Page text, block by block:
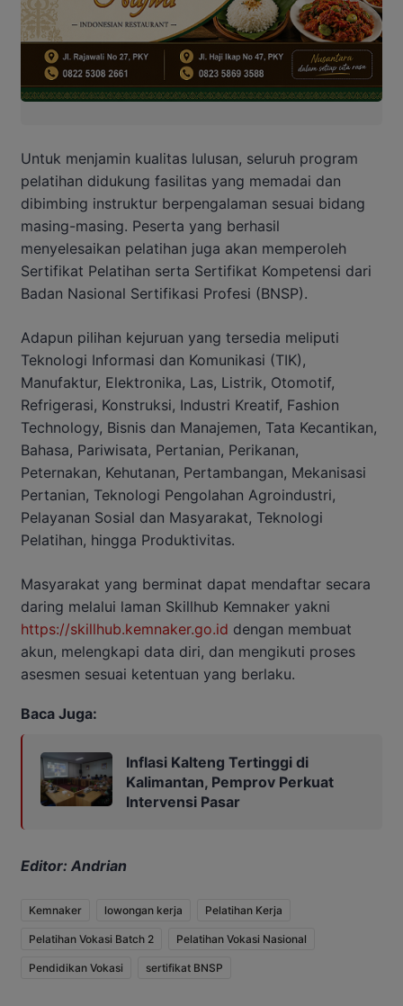
Untuk menjamin kualitas lulusan, seluruh program
pelatihan didukung fasilitas yang memadai dan
dibimbing instruktur berpengalaman sesuai bidang
masing-masing. Peserta yang berhasil
menyelesaikan pelatihan juga akan memperoleh
Sertifikat Pelatihan serta Sertifikat Kompetensi dari
Badan Nasional Sertifikasi Profesi (BNSP).
Adapun pilihan kejuruan yang tersedia meliputi
Teknologi Informasi dan Komunikasi (TIK),
Manufaktur, Elektronika, Las, Listrik, Otomotif,
Refrigerasi, Konstruksi, Industri Kreatif, Fashion
Technology, Bisnis dan Manajemen, Tata Kecantikan,
Bahasa, Pariwisata, Pertanian, Perikanan,
Peternakan, Kehutanan, Pertambangan, Mekanisasi
Pertanian, Teknologi Pengolahan Agroindustri,
Pelayanan Sosial dan Masyarakat, Teknologi
Pelatihan, hingga Produktivitas.
Masyarakat yang berminat dapat mendaftar secara
daring melalui laman Skillhub Kemnaker yakni
https://skillhub.kemnaker.go.id dengan membuat
akun, melengkapi data diri, dan mengikuti proses
asesmen sesuai ketentuan yang berlaku.
Baca Juga:
Inflasi Kalteng Tertinggi di
Kalimantan, Pemprov Perkuat
Intervensi Pasar
Editor: Andrian
Kemnaker lowongan kerja Pelatihan Kerja
Pelatihan Vokasi Batch 2 Pelatihan Vokasi Nasional
Pendidikan Vokasi sertifikat BNSP